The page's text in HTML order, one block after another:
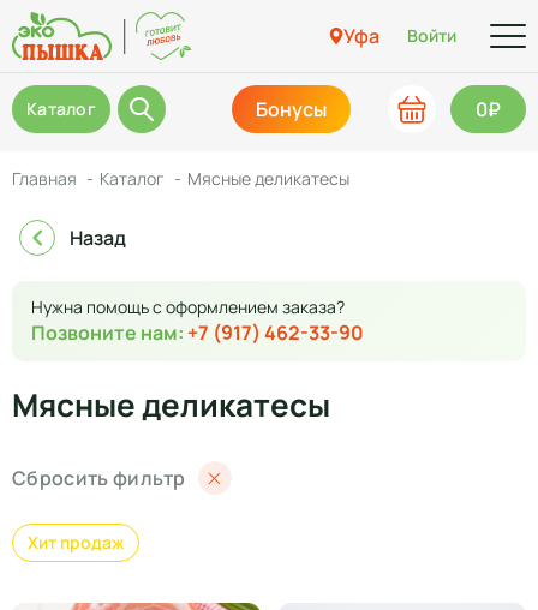
Уфа Войти
Каталог Бонусы 0₽
Главная Каталог Мясные деликатесы
Назад
Нужна помощь с оформлением заказа?
Позвоните нам: +7 (917) 462-33-90
Мясные деликатесы
Хит продаж
Сбросить фильтр